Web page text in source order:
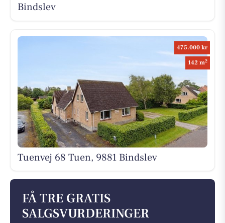
Bindslev
475.000 kr
142 m2
Tuenvej 68 Tuen, 9881 Bindslev
FÅ TRE GRATIS
SALGSVURDERINGER